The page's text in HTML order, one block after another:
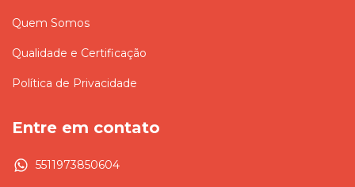
Quem Somos
Qualidade e Certificação
Política de Privacidade
Entre em contato
5511973850604